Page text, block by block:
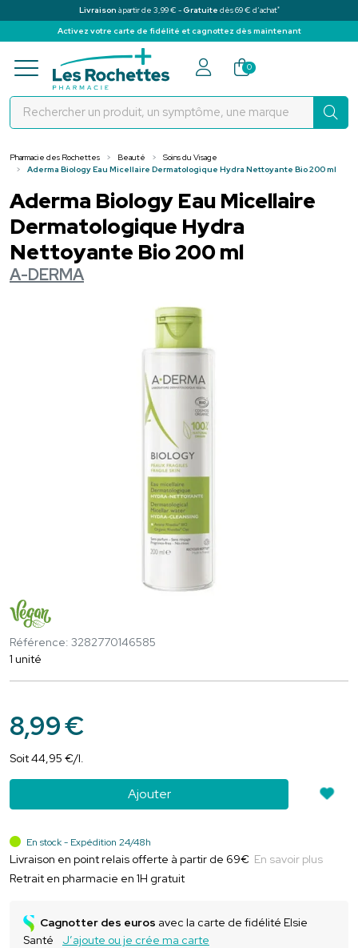
Livraison à partir de 3,99 € -Gratuite dès 69 € d’achat*
Activez votre carte de fidélité et cagnottez dès maintenant
Pharmacie des Rochettes Votre
0
Pharmacie des Rochettes Beauté
Soins du Visage
Aderma Biology Eau Micellaire Dermatologique Hydra Nettoyante Bio 200 ml
Aderma Biology Eau Micellaire
Dermatologique Hydra
Nettoyante Bio 200 ml
A-DERMA
Référence: 3282770146585
1 unité
8,99€
Soit44,95 €/l.
Ajouter
En stock - Expédition 24/48h
Livraison en point relais offerte à partir de 69€ En savoir plus
Retrait en pharmacie en 1H gratuit
Cagnotter des euros avec la carte de fidélité Elsie
Santé
J’ajoute ou je crée ma carte